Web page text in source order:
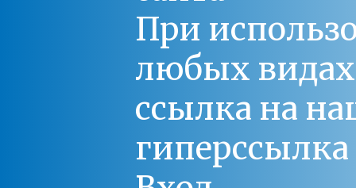
При
любых
ссылка на